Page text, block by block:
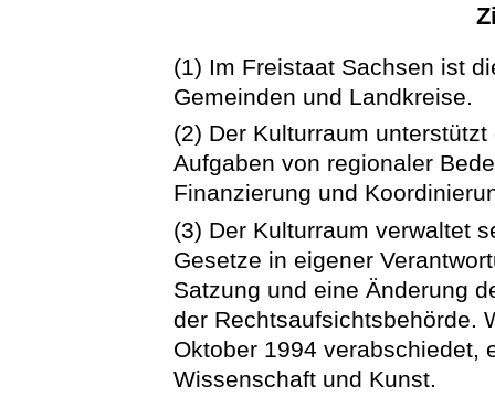
(1) Im Freistaat Sachsen ist
Gemeinden und Landkreise.
(2) Der Kulturraum
Aufgaben von regionaler
Finanzierung und
(3) Der Kulturraum verwaltet
Gesetze in eigener
Satzung und eine Änderung
der Rechtsaufsichtsbehörde.
Oktober 1994 verabschiedet,
Wissenschaft und Kunst.